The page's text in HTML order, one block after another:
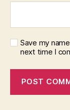
Save my
next time I